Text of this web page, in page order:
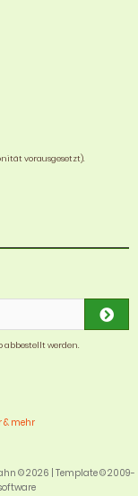
vorausgesetzt).
abbestellt werden.
& mehr
© 2026 | Template © 2009-